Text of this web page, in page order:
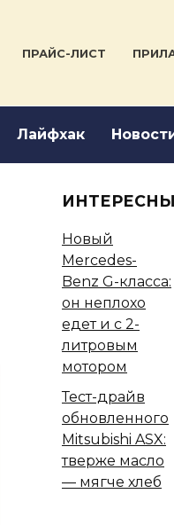
ПРАЙС-ЛИСТ
Лайфхак
Новый
Mercedes-
Benz G-класса:
он неплохо
едет и с 2-
литровым
мотором
Тест-драйв
обновленного
Mitsubishi ASX:
тверже масло
— мягче хлеб